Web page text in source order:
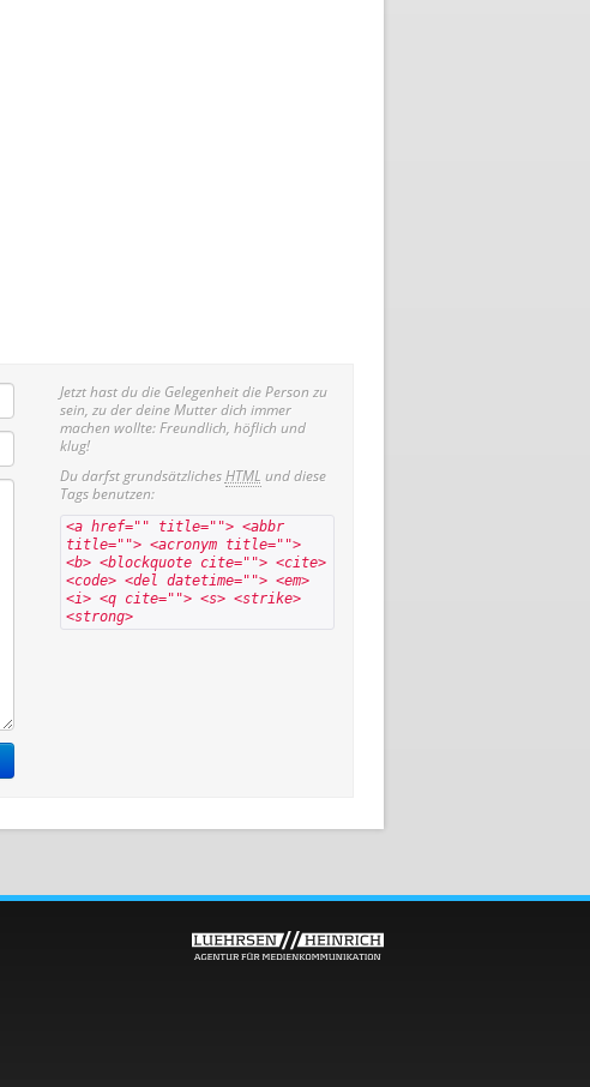
Jetzt hast du die Gelegenheit die Person zu
sein, zu der deine Mutter dich immer
machen wollte: Freundlich, höflich und
klug!
Du darfst grundsätzlichesHTML und diese
Tags benutzen:
<a href="" title=""> <abbr
title=""> <acronym title="">
<b> <blockquote cite=""> <cite>
<code> <del datetime=""> <em>
<i> <q cite=""> <s> <strike>
<strong>